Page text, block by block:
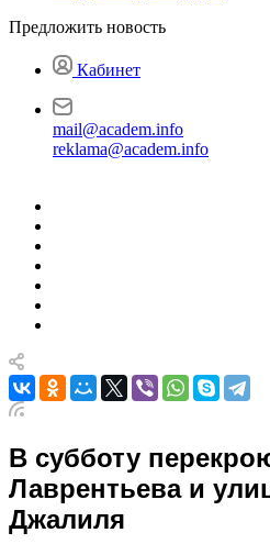
Предложить новость
Кабинет
mail@academ.info
reklama@academ.info
В субботу
Лаврентьева и
Джалиля